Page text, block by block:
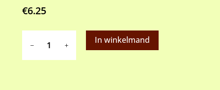
€6.25
deegschraper
In winkelmand